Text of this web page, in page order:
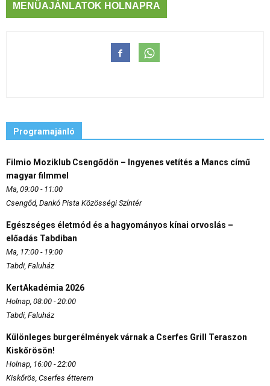
MENÜAJÁNLATOK HOLNAPRA
Programajánló
Filmio Moziklub Csengődön – Ingyenes vetítés a Mancs című
magyar filmmel
Ma, 09:00 - 11:00
Csengőd, Dankó Pista Közösségi Színtér
Egészséges életmód és a hagyományos kínai orvoslás –
előadás Tabdiban
Ma, 17:00 - 19:00
Tabdi, Faluház
KertAkadémia 2026
Holnap, 08:00 - 20:00
Tabdi, Faluház
Különleges burgerélmények várnak a Cserfes Grill Teraszon
Kiskőrösön!
Holnap, 16:00 - 22:00
Kiskőrös, Cserfes étterem